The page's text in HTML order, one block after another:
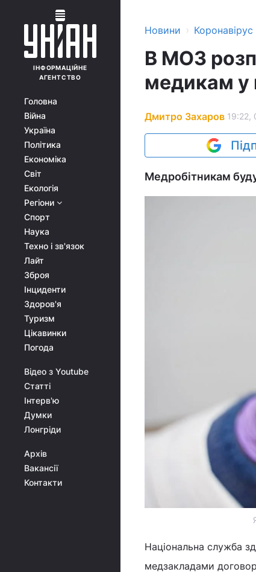
ІНФОРМАЦІЙНЕ
АГЕНТСТВО
Головна
Війна
Україна
Політика
Економіка
Світ
Екологія
Регіони
Спорт
Наука
Техно і зв'язок
Лайт
Зброя
Інциденти
Здоров'я
Туризм
Цікавинки
Погода
Відео з Youtube
Статті
Інтерв'ю
Думки
Лонгріди
Архів
Вакансії
Контакти
Новини › Коронавірус
В МОЗ
медикам у
Дмитро Захаров 19:22,
Медробітникам
Національна служба
медзакладами